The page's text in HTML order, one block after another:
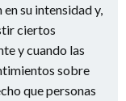
su intensidad y,
ciertos
y cuando las
sobre
que personas